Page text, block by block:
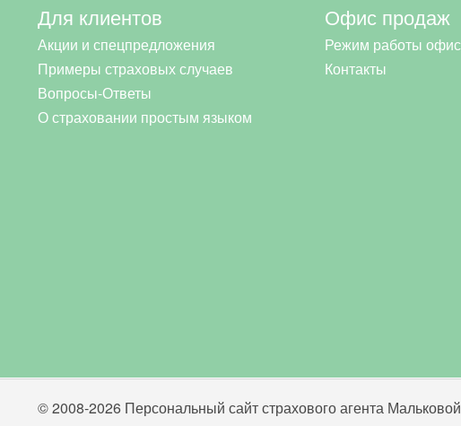
Для клиентов
Акции и спецпредложения
Примеры страховых случаев
Вопросы-Ответы
О страховании простым языком
Офис продаж
Режим работы
Контакты
© 2008-2026 Персональный сайт страхового агента